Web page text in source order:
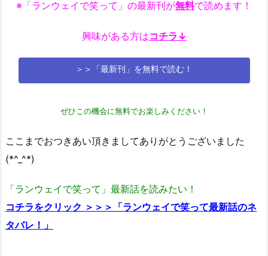
※「ランウェイで笑って」の最新刊が無料で読めます！
興味がある方はコチラ↓
＞＞「最新刊」を無料で読む！
ぜひこの機会に無料でお楽しみください！
ここまでおつきあい頂きましてありがとうございました
(*^_^*)
「ランウェイで笑って」最新話を読みたい！
コチラをクリック ＞＞＞「ランウェイで笑って最新話のネ
タバレ！」